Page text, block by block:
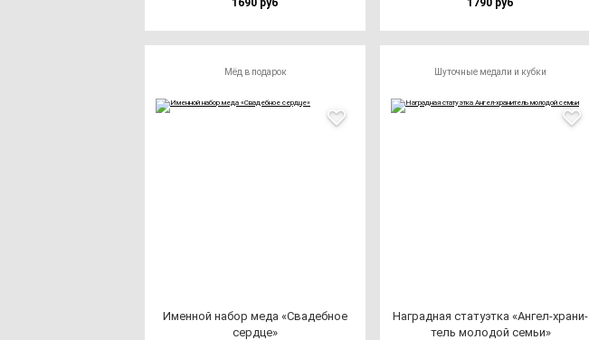
1690 руб 1790 руб
Мёд в подарок
Имен­ной на­бор ме­да «Сва­деб­ное
сер­дце»
Шуточные медали и кубки
Наг­рад­ная ста­ту­эт­ка «Ангел-хра­ни­
тель мо­ло­дой семьи»